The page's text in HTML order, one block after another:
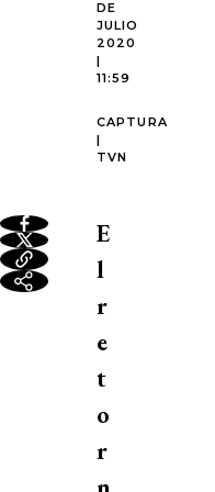
DE
JULIO
2020
|
11:59
CAPTURA
|
TVN
E
l
r
e
t
o
r